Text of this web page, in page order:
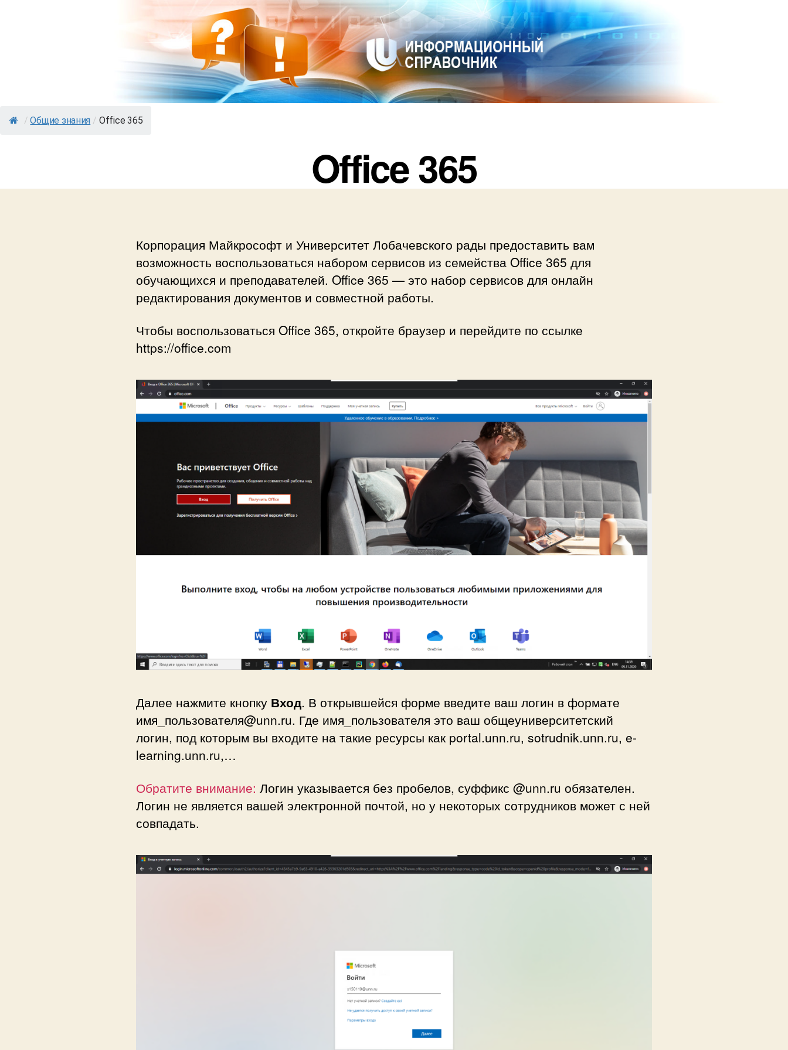
/ Общие знания / Office 365
Office 365
Корпорация Майкрософт и Университет Лобачевского рады предоставить вам
возможность воспользоваться набором сервисов из семейства Office 365 для
обучающихся и преподавателей. Office 365 — это набор сервисов для онлайн
редактирования документов и совместной работы.
Чтобы воспользоваться Office 365, откройте браузер и перейдите по ссылке
https://office.com
Далее нажмите кнопку Вход. В открывшейся форме введите ваш логин в формате
имя_пользователя@unn.ru. Где имя_пользователя это ваш общеуниверситетский
логин, под которым вы входите на такие ресурсы как portal.unn.ru, sotrudnik.unn.ru, e-
learning.unn.ru,…
Обратите внимание: Логин указывается без пробелов, суффикс @unn.ru обязателен.
Логин не является вашей электронной почтой, но у некоторых сотрудников может с ней
совпадать.